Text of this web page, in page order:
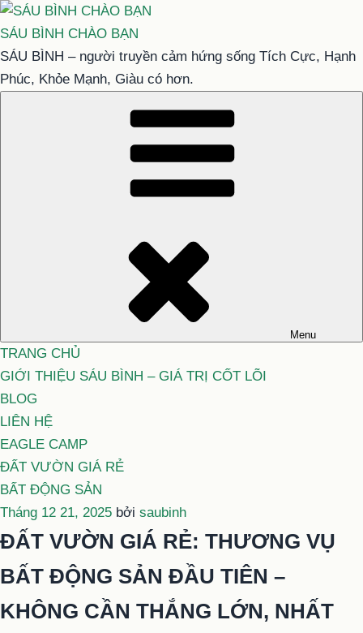
Chuyển
đến
phần
nội
SÁU BÌNH CHÀO BẠN
SÁU BÌNH – người truyền cảm hứng sống Tích Cực, Hạnh
Phúc, Khỏe Mạnh, Giàu có hơn.
Menu
TRANG CHỦ
GIỚI THIỆU SÁU BÌNH – GIÁ TRỊ CỐT LÕI
BLOG
LIÊN HỆ
EAGLE CAMP
ĐẤT VƯỜN GIÁ RẺ
BẤT ĐỘNG SẢN
Đăng
trong
Tháng 12 21, 2025 bởi saubinh
ĐẤT VƯỜN GIÁ RẺ: THƯƠNG VỤ
BẤT ĐỘNG SẢN ĐẦU TIÊN –
KHÔNG CẦN THẮNG LỚN, NHẤT